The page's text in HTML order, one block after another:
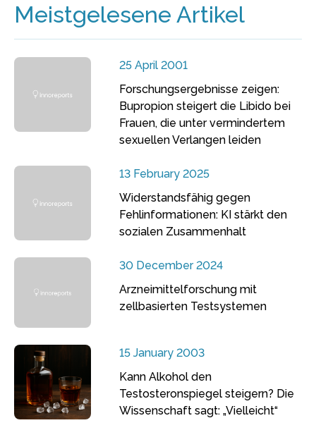
Meistgelesene Artikel
25 April 2001
Forschungsergebnisse zeigen:
Bupropion steigert die Libido bei
Frauen, die unter vermindertem
sexuellen Verlangen leiden
13 February 2025
Widerstandsfähig gegen
Fehlinformationen: KI stärkt den
sozialen Zusammenhalt
30 December 2024
Arzneimittelforschung mit
zellbasierten Testsystemen
15 January 2003
Kann Alkohol den
Testosteronspiegel steigern? Die
Wissenschaft sagt: „Vielleicht“